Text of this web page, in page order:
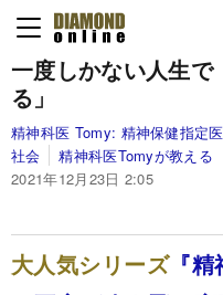
一度しかない人生
る」
精神科医 Tomy: 精神保健指定
社会
精神科医Tomyが教え
2021年12月23日 2:05
大人気シリーズ『精